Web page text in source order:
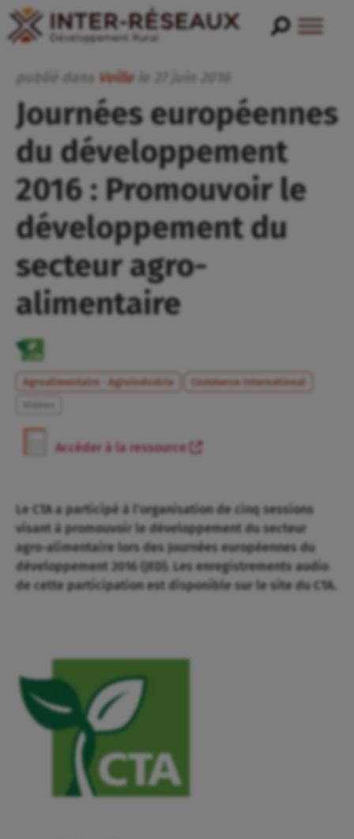
publié dans Veille le
Journées européennes
du développement
2016 : Promouvoir le
développement du
secteur agro-
alimentaire
Agroalimentaire - Agroindustrie
Commerce international
Accéder à la ressource
Le CTA a participé à l’organisation de cinq sessions
visant à promouvoir le développement du secteur
agro-alimentaire lors des Journées européennes du
développement 2016 (JED). Les enregistrements audio
de cette participation est disponible sur le site du CTA.